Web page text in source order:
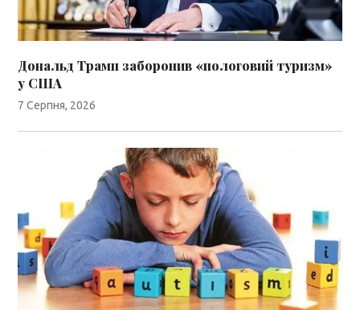
Дональд Трамп заборонив «пологовий туризм»
у США
7 Серпня, 2026